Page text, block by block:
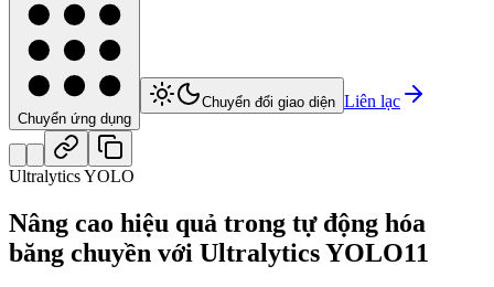
Chuyển ứng dụng
Chuyển đổi giao diện Liên lạc
Ultralytics YOLO
Nâng cao hiệu quả trong tự động hóa
băng chuyền với Ultralytics YOLO11